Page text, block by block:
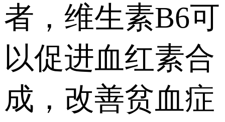
者，维生素B6可
以促进血红素合
成，改善贫血症